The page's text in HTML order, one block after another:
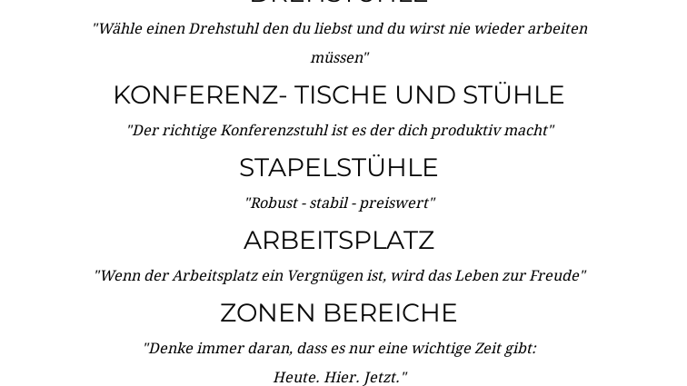
"Wähle einen Drehstuhl den du liebst und du wirst nie wieder arbeiten
müssen"
KONFERENZ- TISCHE UND STÜHLE
"Der richtige Konferenzstuhl ist es der dich produktiv macht"
STAPELSTÜHLE
"Robust - stabil - preiswert"
ARBEITSPLATZ
"Wenn der Arbeitsplatz ein Vergnügen ist, wird das Leben zur Freude"
ZONEN BEREICHE
"Denke immer daran, dass es nur eine wichtige Zeit gibt:
Heute. Hier. Jetzt."